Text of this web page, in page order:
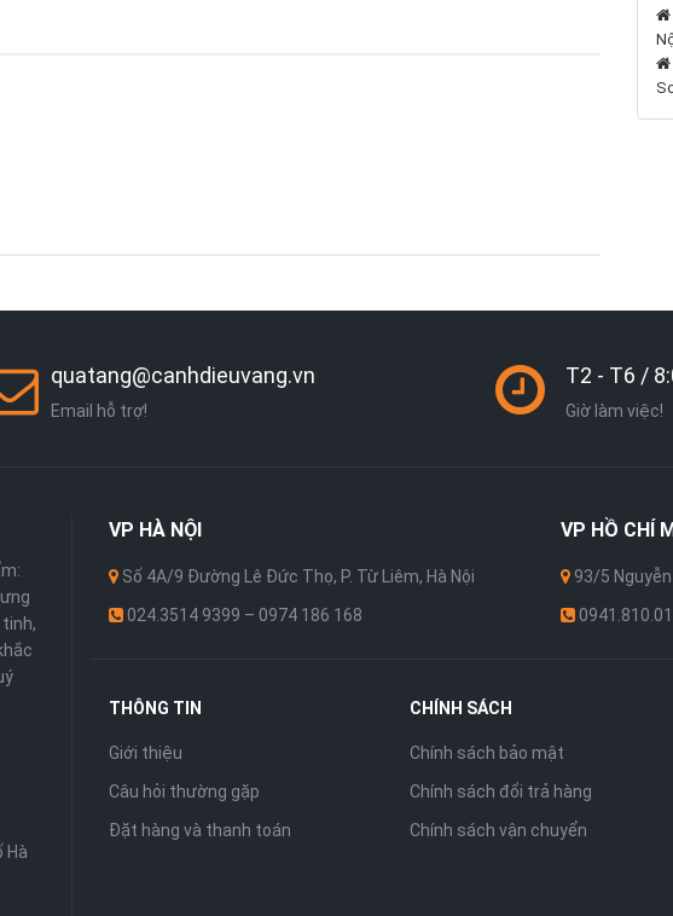
quatang@canhdieuvang.vn
Email hỗ trợ!
T2 - T6 /
Giờ làm việc!
Hà
VP HÀ NỘI
Số 4A/9 Đường Lê Đức Thọ, P. Từ Liêm, Hà Nội
024.3514 9399 – 0974 186 168
VP HỒ CHÍ
93/5 Nguyễn
THÔNG TIN
Giới thiệu
Câu hỏi thường gặp
Đặt hàng và thanh toán
CHÍNH SÁCH
Chính sách bảo mật
Chính sách đổi trả hàng
Chính sách vận chuyển